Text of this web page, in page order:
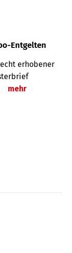
Entgelten
erhobener
mehr